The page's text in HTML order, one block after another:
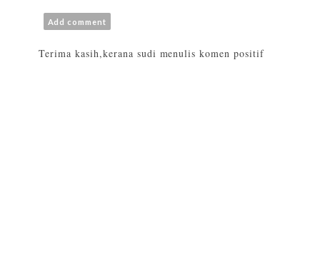
Add comment
Terima kasih,kerana sudi menulis komen positif